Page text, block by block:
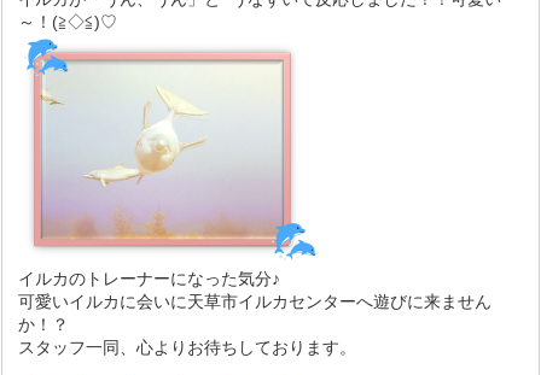
～！(≧◇≦)♡
イルカのトレーナーになった気分♪
可愛いイルカに会いに天草市イルカセンターへ遊びに来ません
か！？
スタッフ一同、心よりお待ちしております。